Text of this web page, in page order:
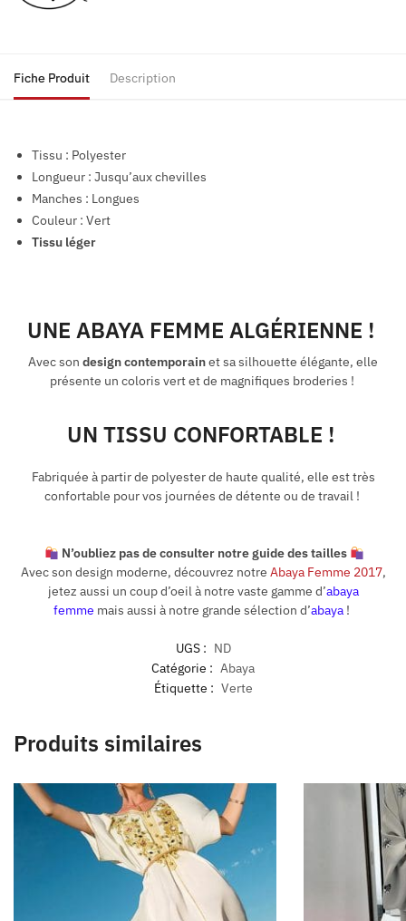
Fiche Produit Description
Tissu : Polyester
Longueur : Jusqu’aux chevilles
Manches : Longues
Couleur : Vert
Tissu léger
UNE ABAYA FEMME ALGÉRIENNE !
Avec son design contemporainet sa silhouette élégante, elle
présente un coloris vert et de magnifiques broderies !
UN TISSU CONFORTABLE !
Fabriquée à partir de polyester de haute qualité, elle est très
confortable pour vos journées de détente ou de travail !
N’oubliez pas de consulter notre guide des tailles
Avec son design moderne, découvrez notre Abaya Femme 2017,
jetez aussi un coup d’oeil à notre vaste gamme d’abaya
femme mais aussi à notre grande sélection d’abaya !
UGS : ND
Catégorie : Abaya
Étiquette : Verte
Produits similaires